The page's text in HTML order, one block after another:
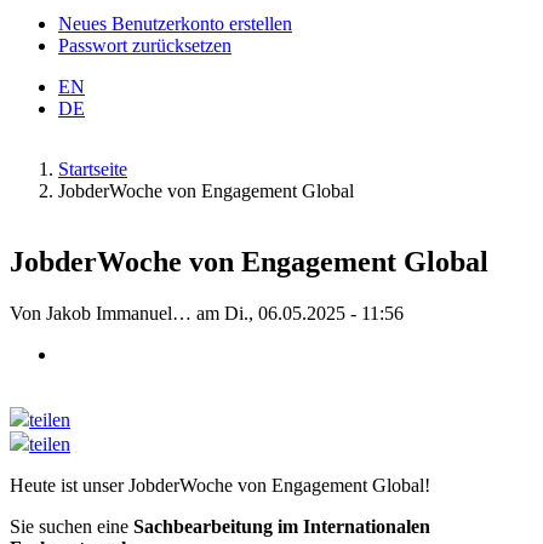
Neues Benutzerkonto erstellen
Passwort zurücksetzen
EN
DE
Pfadnavigation
Startseite
JobderWoche von Engagement Global
JobderWoche von Engagement Global
Von Jakob Immanuel… am Di., 06.05.2025 - 11:56
teilen
teilen
Heute ist unser JobderWoche von Engagement Global!
Sie suchen eine Sachbearbeitung im Internationalen